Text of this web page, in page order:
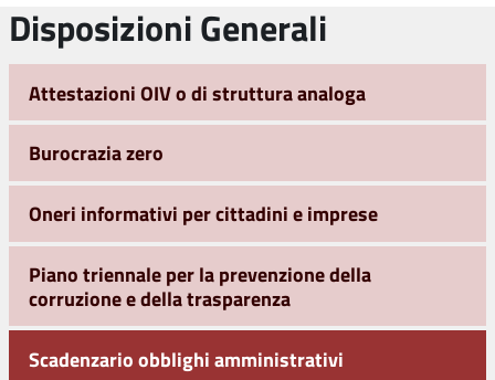
Disposizioni Generali
Attestazioni OIV o di struttura analoga
Burocrazia zero
Oneri informativi per cittadini e imprese
Piano triennale per la prevenzione della
corruzione e della trasparenza
Scadenzario obblighi amministrativi